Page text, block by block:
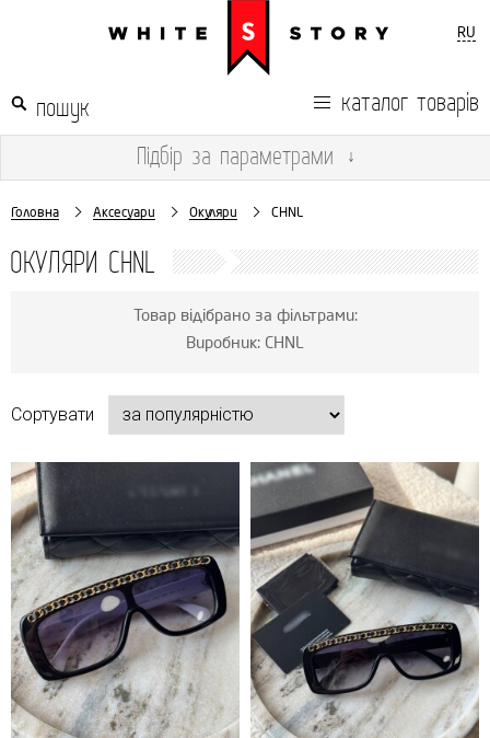
RU
каталог товарів
Підбір за параметрами ↓
Головна Аксесуари Окуляри CHNL
ОКУЛЯРИ CHNL
Товар відібрано за фільтрами:
Виробник: CHNL
Сортувати